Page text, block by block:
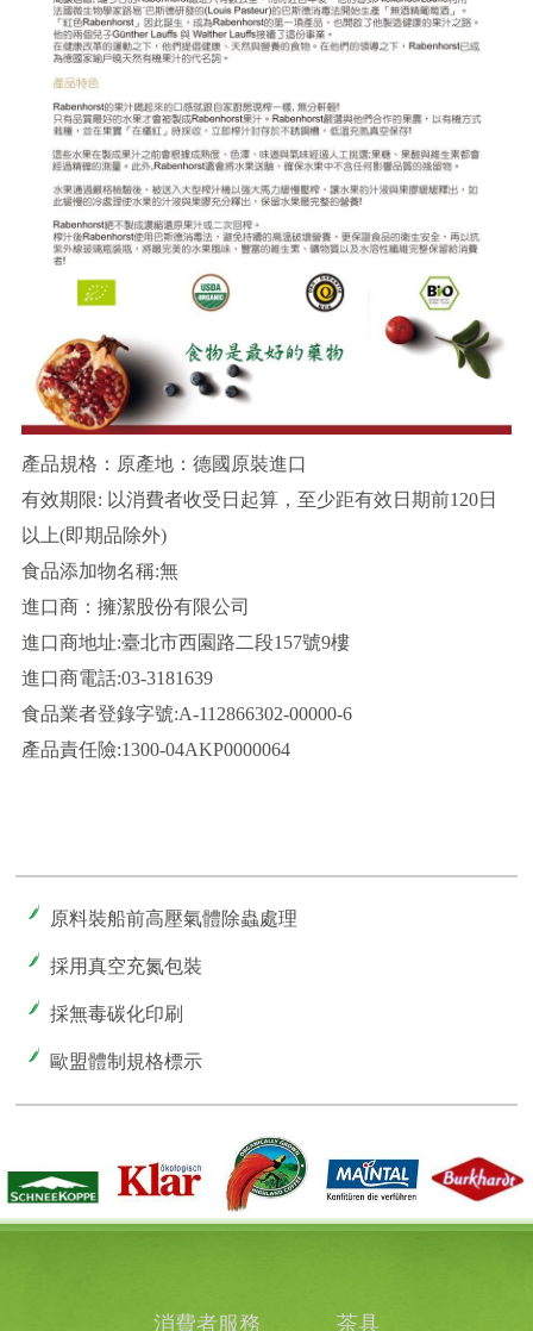
產品規格：原產地：德國原裝進口
有效期限: 以消費者收受日起算，至少距有效日期前120日
以上(即期品除外)
食品添加物名稱:無
進口商：擁潔股份有限公司
進口商地址:臺北市西園路二段157號9樓
進口商電話:03-3181639
食品業者登錄字號:A-112866302-00000-6
產品責任險:1300-04AKP0000064
原料裝船前高壓氣體除蟲處理
採用真空充氮包裝
採無毒碳化印刷
歐盟體制規格標示
消費者服務 茶具